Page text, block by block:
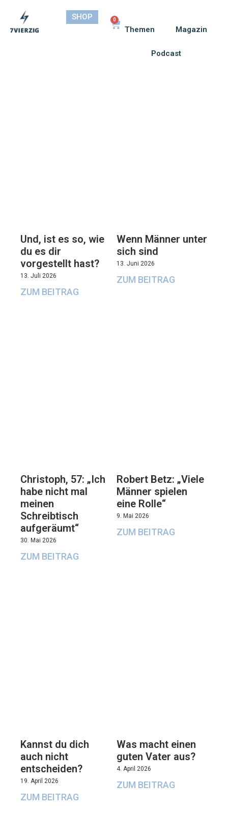
SHOP 0
Themen Magazin
Podcast
Und, ist es so, wie
du es dir
vorgestellt hast?
13. Juli 2026
ZUM BEITRAG
Wenn Männer unter
sich sind
13. Juni 2026
ZUM BEITRAG
Christoph, 57: „Ich
habe nicht mal
meinen
Schreibtisch
aufgeräumt“
30. Mai 2026
ZUM BEITRAG
Robert Betz: „Viele
Männer spielen
eine Rolle“
9. Mai 2026
ZUM BEITRAG
Kannst du dich
auch nicht
entscheiden?
19. April 2026
ZUM BEITRAG
Was macht einen
guten Vater aus?
4. April 2026
ZUM BEITRAG